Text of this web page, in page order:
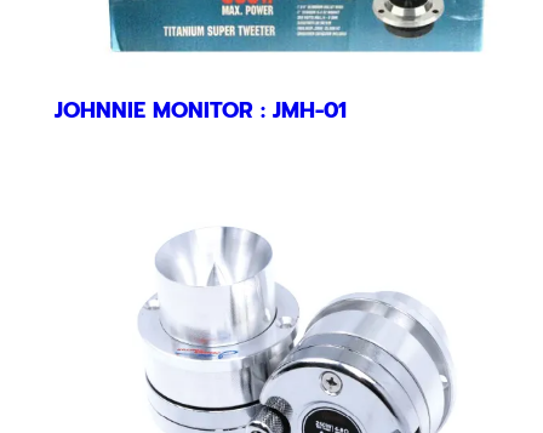
JOHNNIE MONITOR : JMH-01